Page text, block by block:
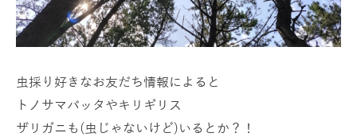
虫採り好きなお友だち情報によると
トノサマバッタやキリギリス
ザリガニも(虫じゃないけど)いるとか？！